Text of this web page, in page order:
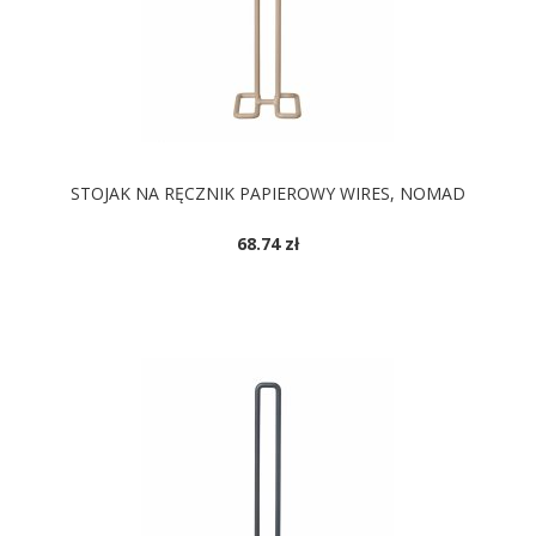
STOJAK NA RĘCZNIK PAPIEROWY WIRES, NOMAD
68.74 zł